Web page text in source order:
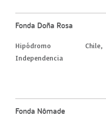
Fonda Doña Rosa
Hipódromo Chile,
Independencia
Fonda Nômade